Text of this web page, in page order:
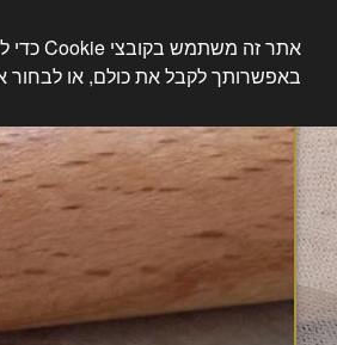
אבן דרך
אתר זה משתמש בקובצי Cookie כדי להציע לך חוויית גלישה טובה יותר.
באפשרותך לקבל את כולם, או לבחור